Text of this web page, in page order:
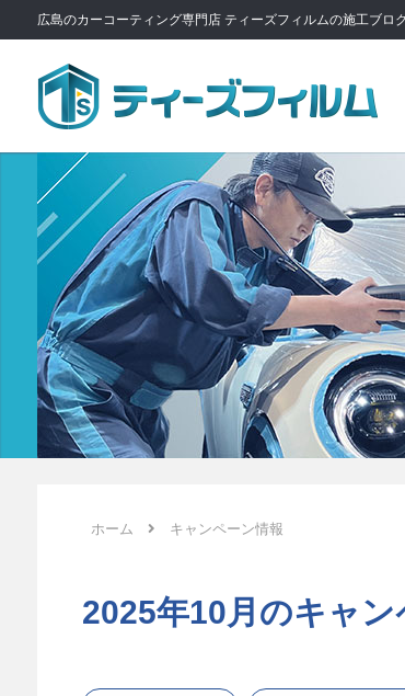
広島のカーコーティング専門店 ティーズフィルムの施工ブロ
ホーム キャンペーン情報
2025年10月のキャン